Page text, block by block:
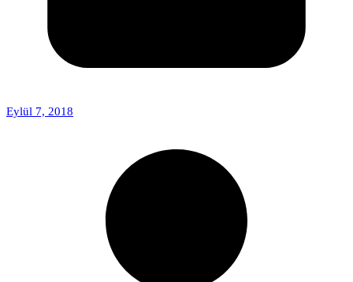
Eylül 7, 2018